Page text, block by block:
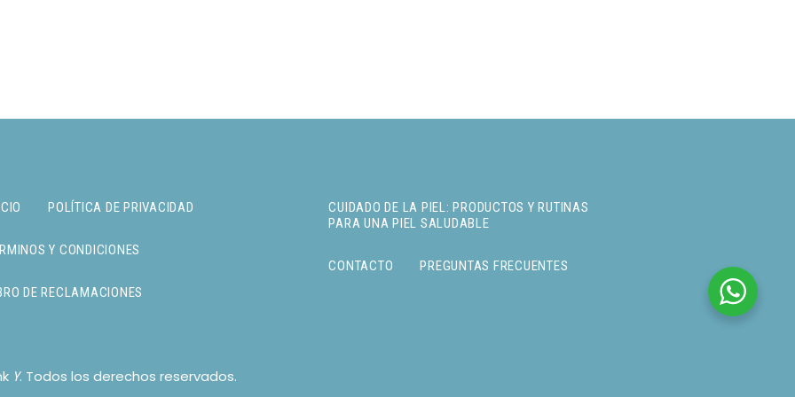
POLÍTICA DE PRIVACIDAD
Y CONDICIONES
DE RECLAMACIONES
CUIDADO DE LA PIEL: PRODUCTOS Y RUTINAS
PARA UNA PIEL SALUDABLE
CONTACTO PREGUNTAS FRECUENTES
Y. Todos los derechos reservados.